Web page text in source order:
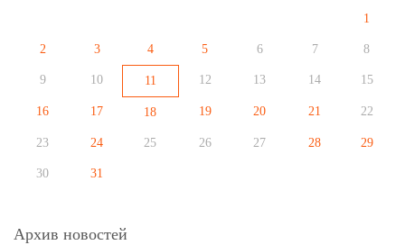
1
2 3 4 5 6 7 8
9 10 11 12 13 14 15
16 17 18 19 20 21 22
23 24 25 26 27 28 29
30 31
Архив новостей